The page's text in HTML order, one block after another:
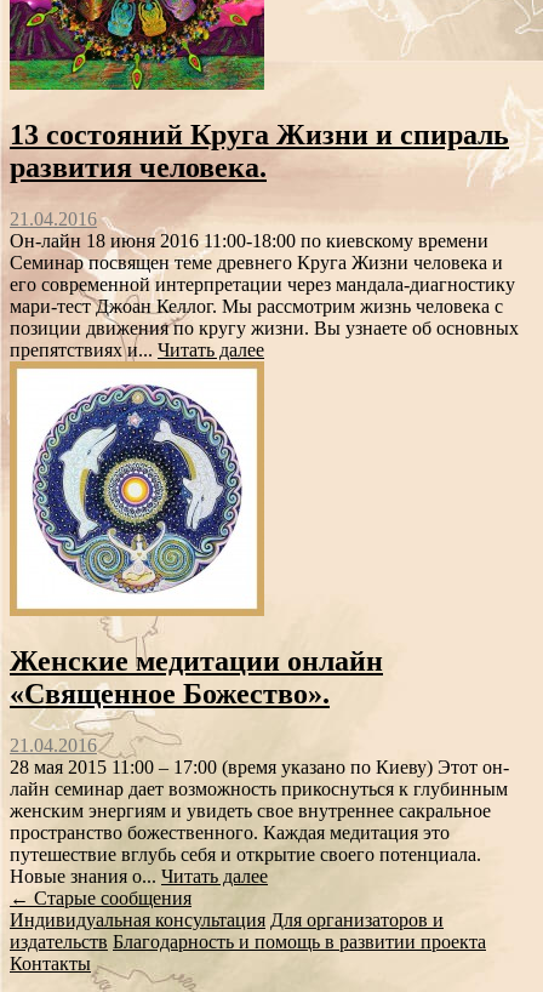
13 состояний Круга Жизни и спираль
развития человека.
21.04.2016
Он-лайн 18 июня 2016 11:00-18:00 по киевскому времени
Семинар посвящен теме древнего Круга Жизни человека и
его современной интерпретации через мандала-диагностику
мари-тест Джоан Келлог. Мы рассмотрим жизнь человека с
позиции движения по кругу жизни. Вы узнаете об основных
препятствиях и... Читать далее
Женские медитации онлайн
«Священное Божество».
21.04.2016
28 мая 2015 11:00 – 17:00 (время указано по Киеву) Этот он-
лайн семинар дает возможность прикоснуться к глубинным
женским энергиям и увидеть свое внутреннее сакральное
пространство божественного. Каждая медитация это
путешествие вглубь себя и открытие своего потенциала.
Новые знания о... Читать далее
Сообщение
навигации
← Старые сообщения
Индивидуальная консультация Для организаторов и
издательств Благодарность и помощь в развитии проекта
Контакты